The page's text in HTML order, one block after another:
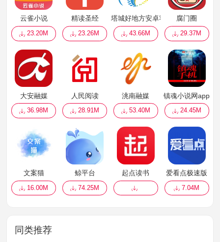
云雀小说
23.20M
精读圣经
23.26M
塔城好地方安卓客户端
43.66M
腐门圈
29.37M
大安融媒
36.98M
人民阅读
28.91M
洮南融媒
53.40M
镇魂小说网app
24.45M
文案猫
16.00M
鲸平台
74.25M
起点读书 爱看点极速版
7.04M
同类推荐